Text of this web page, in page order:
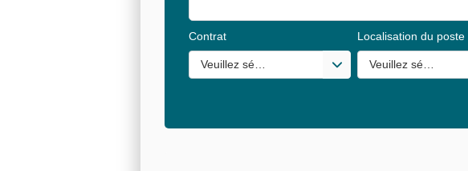
Contrat
Veuillez sélectionner une ou des valeurs
Localisation du poste
Veuillez